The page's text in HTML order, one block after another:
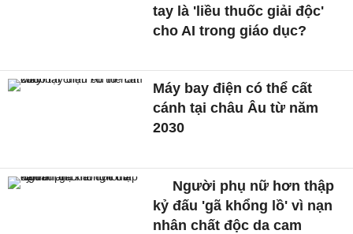
tay là 'liều thuốc giải độc'
cho AI trong giáo dục?
Máy bay điện có thể cất
cánh tại châu Âu từ năm
2030
Người phụ nữ hơn thập
kỷ đấu 'gã khổng lồ' vì nạn
nhân chất độc da cam